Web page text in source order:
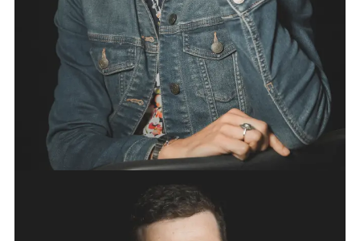
2017, elle est également en charge de la
défense
des fonctionnaires et agents publics. Eléonore
Lab-Simon est très attachée à l’importance de la
médiation dans le règlement des conflits, pour
laquelle elle a été spécifiquement formée dans le
cadre d’un diplôme d’université.
ASSISTANTE : MADAME SANDRINE MARAIS
THOMAS DUBREIL
Diplômé d’un Master Carrières Judiciaire et d’un